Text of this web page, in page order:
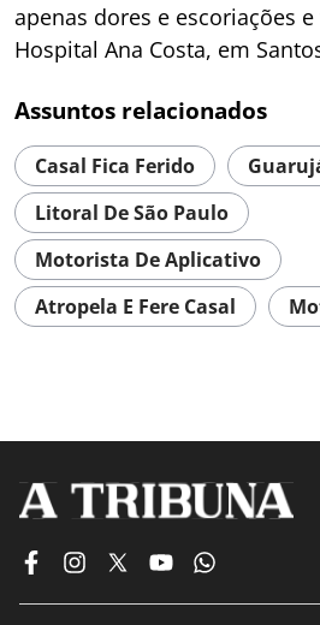
apenas dores e escoriações
Hospital Ana Costa, em
Assuntos relacionados
Casal Fica Ferido
Litoral De São Paulo
Motorista De Aplicativo
Atropela E Fere Casal